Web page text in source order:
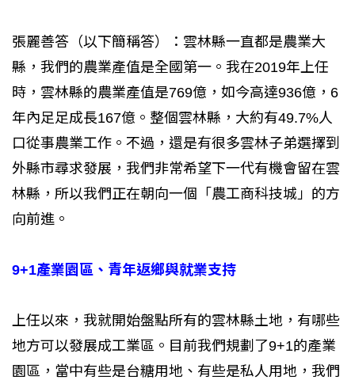
張麗善答（以下簡稱答）：雲林縣一直都是農業大
縣，我們的農業產值是全國第一。我在2019年上任
時，雲林縣的農業產值是769億，如今高達936億，6
年內足足成長167億。整個雲林縣，大約有49.7%人
口從事農業工作。不過，還是有很多雲林子弟選擇到
外縣市尋求發展，我們非常希望下一代有機會留在雲
林縣，所以我們正在朝向一個「農工商科技城」的方
向前進。
9+1產業園區、青年返鄉與就業支持
上任以來，我就開始盤點所有的雲林縣土地，有哪些
地方可以發展成工業區。目前我們規劃了9+1的產業
園區，當中有些是台糖用地、有些是私人用地，我們